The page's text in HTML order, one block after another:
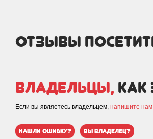
отзывы
Владельцы, как
Если вы являетесь владельцем, напишите нам
нашли ошибку? вы владелец?